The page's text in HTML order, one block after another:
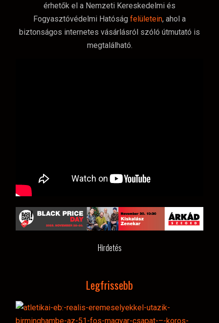
érhetők el a Nemzeti Kereskedelmi és
Fogyasztóvédelmi Hatóság felületein, ahol a
biztonságos internetes vásárlásról szóló útmutató is
megtalálható.
Hirdetés
Legfrissebb